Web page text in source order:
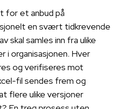
for et anbud på
en svært tidkrevende
skal samles inn fra ulike
i organisasjonen. Hver
og verifiseres mot
fil sendes frem og
flere ulike versjoner